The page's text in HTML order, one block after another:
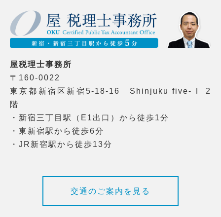
屋税理士事務所
〒160-0022
東京都新宿区新宿5-18-16 Shinjuku five-Ⅰ 2
階
・新宿三丁目駅（E1出口）から徒歩1分
・東新宿駅から徒歩6分
・JR新宿駅から徒歩13分
交通のご案内を見る